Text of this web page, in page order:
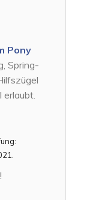
Pony
Spring-